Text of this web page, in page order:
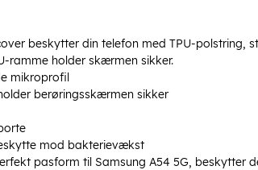
beskytter din telefon med TPU-polstring,
ramme holder skærmen sikker.
mikroprofil
berøringsskærmen sikker
mod bakterievækst
pasform til Samsung A54 5G, beskytter